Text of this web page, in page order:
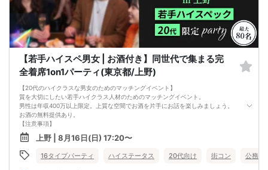
【若手ハイスペ男女 | お酒付き】同世代で集まる完
全着席1on1パーティ(東京都/上野)
【20代のハイクラスな男女のためのマッチングイベント】
質を大切にしたい若手ハイクラス人材のためのマッチングイベント。
男性は年収400万以上限定。上質な空間でお酒を片手にお話を楽しみましょう。
お酒の無料提供あり。
【注意事項】
■当日の持ち物
・公的身分証明書 ※ご提示いただけない方はご参加いただけません
■留意事項
・最善を尽くしておりますが、やむを得ない事情（ご予約者様の当日キャンセル
上野 | 8月16日(日) 17:20〜
16タイプパーティ ハイステータス 20代向け 街コン 公務員